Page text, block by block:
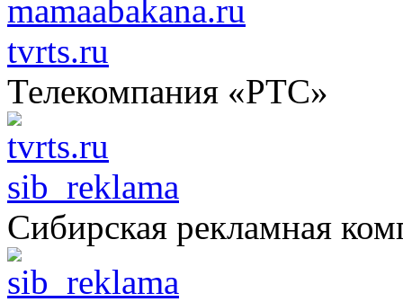
tvrts.ru
Телекомпания «РТС»
sib_reklama
Сибирская рекламная